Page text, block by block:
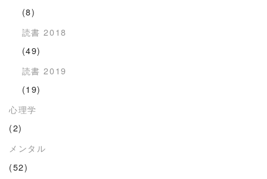
(8)
読書 2018
(49)
読書 2019
(19)
心理学
(2)
メンタル
(52)